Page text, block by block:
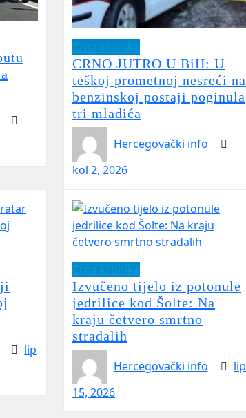
CRNO JUTRO U BiH: U
teškoj prometnoj nesreći na
benzinskoj postaji poginula
tri mladića
Hercegovački info
kol 2, 2026
lip
Izvučeno tijelo iz potonule
jedrilice kod Šolte: Na
kraju četvero smrtno
stradalih
Hercegovački info
lip
15, 2026